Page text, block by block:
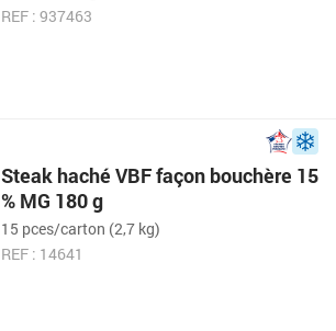
REF : 937463
Steak haché VBF façon bouchère 15
% MG 180 g
15 pces/carton (2,7 kg)
REF : 14641